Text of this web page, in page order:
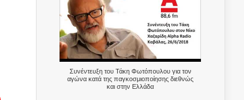
Συνέντευξη του Τάκη Φωτόπουλου για τον
αγώνα κατά της παγκοσμιοποίησης διεθνώς
και στην Ελλάδα